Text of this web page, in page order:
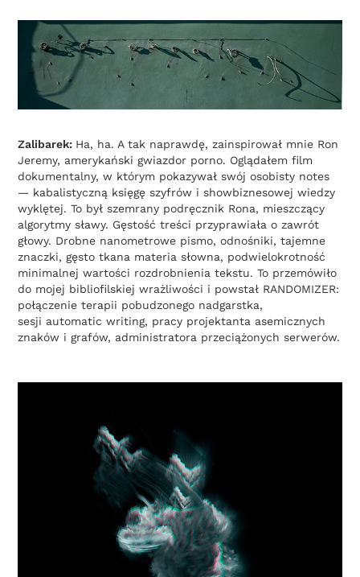
Zalibarek: Ha, ha. A tak naprawdę, zainspirował mnie Ron
Jeremy, amerykański gwiazdor porno. Oglądałem film
dokumentalny, w którym pokazywał swój osobisty notes
— kabalistyczną księgę szyfrów i showbiznesowej wiedzy
wyklętej. To był szemrany podręcznik Rona, mieszczący
algorytmy sławy. Gęstość treści przyprawiała o zawrót
głowy. Drobne nanometrowe pismo, odnośniki, tajemne
znaczki, gęsto tkana materia słowna, podwielokrotność
minimalnej wartości rozdrobnienia tekstu. To przemówiło
do mojej bibliofilskiej wrażliwości i powstał RANDOMIZER:
połączenie terapii pobudzonego nadgarstka,
sesji automatic writing, pracy projektanta asemicznych
znaków i grafów, administratora przeciążonych serwerów.